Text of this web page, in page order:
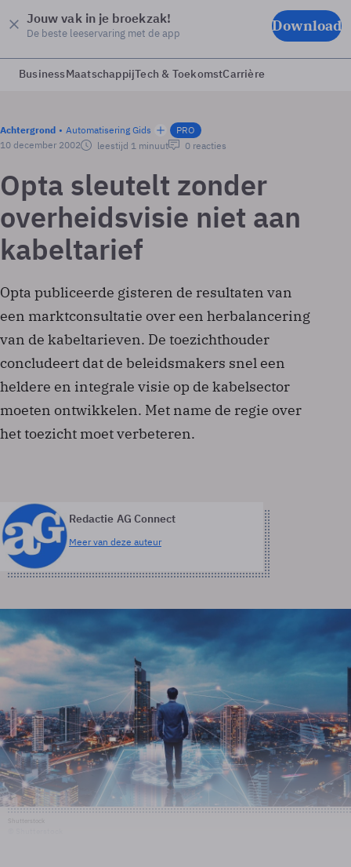
Jouw vak in je broekzak!
De beste leeservaring met de app Download
BusinessMaatschappijTech & ToekomstCarrière
Achtergrond Automatisering Gids
PRO
10 december 2002
leestijd 1 minuut 0 reacties
Opta sleutelt zonder
overheidsvisie niet aan
kabeltarief
Opta publiceerde gisteren de resultaten van
een marktconsultatie over een herbalancering
van de kabeltarieven. De toezichthouder
concludeert dat de beleidsmakers snel een
heldere en integrale visie op de kabelsector
moeten ontwikkelen. Met name de regie over
het toezicht moet verbeteren.
Redactie AG Connect
Meer van deze auteur